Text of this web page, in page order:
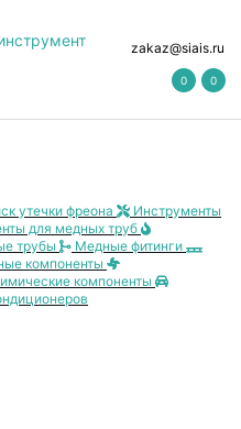
zakaz@siais.ru
0 0
утечки фреона
Инструменты
для медных труб
трубы
Медные фитинги
компоненты
компоненты